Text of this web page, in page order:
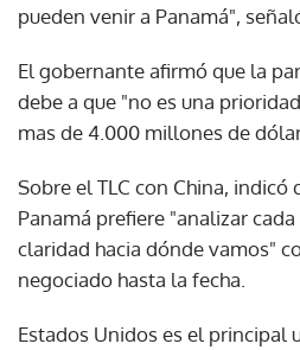
pueden venir a Panamá",
El gobernante afirmó que la
debe a que "no es una
mas de 4.000 millones de
Sobre el TLC con China,
Panamá prefiere "analizar
claridad hacia dónde vamos"
negociado hasta la fecha.
Estados Unidos es el principal